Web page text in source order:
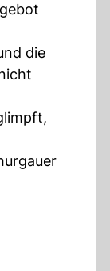
die